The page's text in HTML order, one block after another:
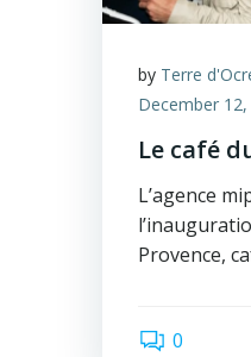
by Terre
December 12,
Le café
L’agence
Provence,
0